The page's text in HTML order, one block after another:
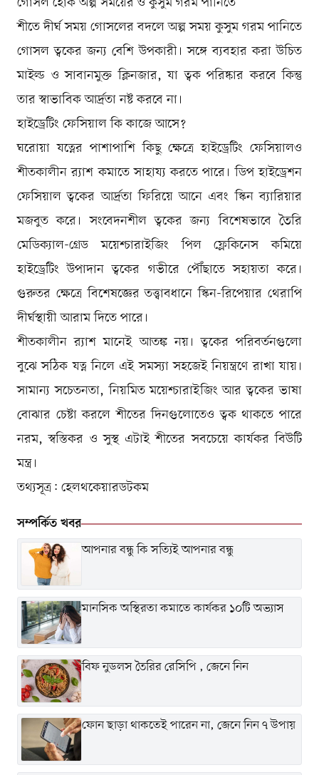
গোসল হোক অল্প সময়ের ও কুসুম গরম পানিতে
শীতে দীর্ঘ সময় গোসলের বদলে অল্প সময় কুসুম গরম পানিতে
গোসল ত্বকের জন্য বেশি উপকারী। সঙ্গে ব্যবহার করা উচিত
মাইল্ড ও সাবানমুক্ত ক্লিনজার, যা ত্বক পরিষ্কার করবে কিন্তু
তার স্বাভাবিক আর্দ্রতা নষ্ট করবে না।
হাইড্রেটিং ফেসিয়াল কি কাজে আসে?
ঘরোয়া যত্নের পাশাপাশি কিছু ক্ষেত্রে হাইড্রেটিং ফেসিয়ালও
শীতকালীন র‍্যাশ কমাতে সাহায্য করতে পারে। ডিপ হাইড্রেশন
ফেসিয়াল ত্বকের আর্দ্রতা ফিরিয়ে আনে এবং স্কিন ব্যারিয়ার
মজবুত করে। সংবেদনশীল ত্বকের জন্য বিশেষভাবে তৈরি
মেডিক্যাল-গ্রেড ময়েশ্চারাইজিং পিল ফ্লেকিনেস কমিয়ে
হাইড্রেটিং উপাদান ত্বকের গভীরে পৌঁছাতে সহায়তা করে।
গুরুতর ক্ষেত্রে বিশেষজ্ঞের তত্ত্বাবধানে স্কিন-রিপেয়ার থেরাপি
দীর্ঘস্থায়ী আরাম দিতে পারে।
শীতকালীন র‍্যাশ মানেই আতঙ্ক নয়। ত্বকের পরিবর্তনগুলো
বুঝে সঠিক যত্ন নিলে এই সমস্যা সহজেই নিয়ন্ত্রণে রাখা যায়।
সামান্য সচেতনতা, নিয়মিত ময়েশ্চারাইজিং আর ত্বকের ভাষা
বোঝার চেষ্টা করলে শীতের দিনগুলোতেও ত্বক থাকতে পারে
নরম, স্বস্তিকর ও সুস্থ এটাই শীতের সবচেয়ে কার্যকর বিউটি
মন্ত্র।
তথ্যসূত্র: হেলথকেয়ারডটকম
সম্পর্কিত খবর
আপনার বন্ধু কি সত্যিই আপনার বন্ধু
মানসিক অস্থিরতা কমাতে কার্যকর ১০টি অভ্যাস
বিফ নুডলস তৈরির রেসিপি , জেনে নিন
ফোন ছাড়া থাকতেই পারেন না, জেনে নিন ৭ উপায়